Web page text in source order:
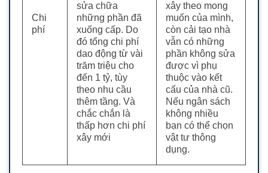
Chi
phí
sửa chữa
những phần đã
xuống cấp. Do
đó tổng chi phí
dao động từ vài
trăm triệu cho
đến 1 tỷ, tùy
theo nhu cầu
thêm tầng. Và
chắc chắn là
thấp hơn chi phí
xây mới
xây theo mong
muốn của mình,
còn cải tạo nhà
vẫn có những
phần không sửa
được vì phụ
thuộc vào kết
cấu của nhà cũ.
Nếu ngân sách
không nhiều
bạn có thể chọn
vật tư thông
dụng.